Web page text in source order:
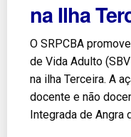
na Ilha
O SRPCBA
de Vida Adulto
na ilha Terceira. A
docente e não
Integrada de Angra